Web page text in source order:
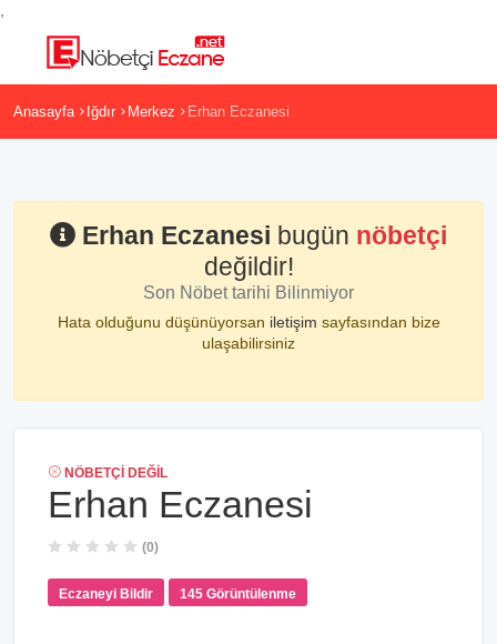
Anasayfa Iğdır Merkez Erhan Eczanesi
Erhan Eczanesi bugün nöbetçi
değildir!
Son Nöbet tarihi Bilinmiyor
Hata olduğunu düşünüyorsan iletişim sayfasından bize
ulaşabilirsiniz
NÖBETÇI DEĞIL
Erhan Eczanesi
(0)
Eczaneyi Bildir 145 Görüntülenme